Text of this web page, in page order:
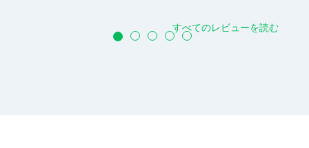
すべてのレビューを読む